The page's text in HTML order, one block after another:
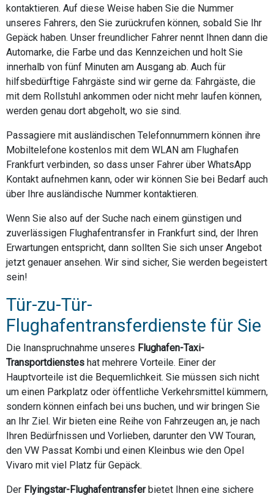
kontaktieren. Auf diese Weise haben Sie die Nummer
unseres Fahrers, den Sie zurückrufen können, sobald Sie Ihr
Gepäck haben. Unser freundlicher Fahrer nennt Ihnen dann die
Automarke, die Farbe und das Kennzeichen und holt Sie
innerhalb von fünf Minuten am Ausgang ab. Auch für
hilfsbedürftige Fahrgäste sind wir gerne da: Fahrgäste, die
mit dem Rollstuhl ankommen oder nicht mehr laufen können,
werden genau dort abgeholt, wo sie sind.
Passagiere mit ausländischen Telefonnummern können ihre
Mobiltelefone kostenlos mit dem WLAN am Flughafen
Frankfurt verbinden, so dass unser Fahrer über WhatsApp
Kontakt aufnehmen kann, oder wir können Sie bei Bedarf auch
über Ihre ausländische Nummer kontaktieren.
Wenn Sie also auf der Suche nach einem günstigen und
zuverlässigen Flughafentransfer in Frankfurt sind, der Ihren
Erwartungen entspricht, dann sollten Sie sich unser Angebot
jetzt genauer ansehen. Wir sind sicher, Sie werden begeistert
sein!
Tür-zu-Tür-
Flughafentransferdienste für Sie
Die Inanspruchnahme unseres Flughafen-Taxi-
Transportdienstes hat mehrere Vorteile. Einer der
Hauptvorteile ist die Bequemlichkeit. Sie müssen sich nicht
um einen Parkplatz oder öffentliche Verkehrsmittel kümmern,
sondern können einfach bei uns buchen, und wir bringen Sie
an Ihr Ziel. Wir bieten eine Reihe von Fahrzeugen an, je nach
Ihren Bedürfnissen und Vorlieben, darunter den VW Touran,
den VW Passat Kombi und einen Kleinbus wie den Opel
Vivaro mit viel Platz für Gepäck.
Der Flyingstar-Flughafentransferbietet Ihnen eine sichere